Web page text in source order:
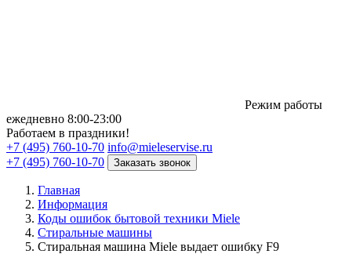
Режим работы
eжедневно 8:00-23:00
Работаем в праздники!
+7 (495) 760-10-70 info@mieleservise.ru
+7 (495) 760-10-70
Заказать звонок
Главная
Информация
Коды ошибок бытовой техники Miele
Стиральные машины
Стиральная машина Miele выдает ошибку F9